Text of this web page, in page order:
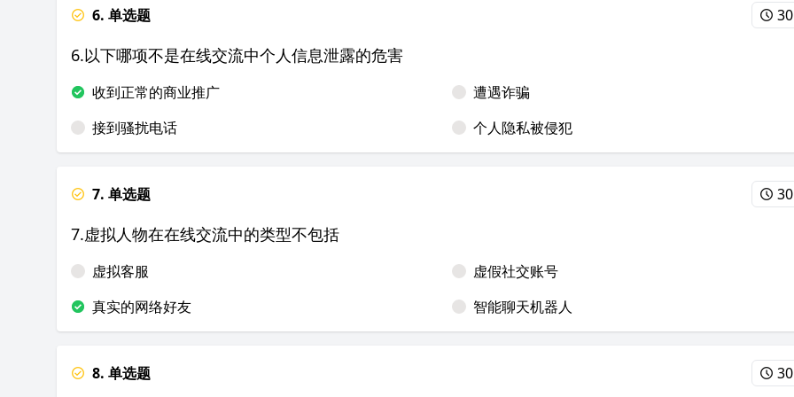
6. 单选题
6.以下哪项不是在线交流中个人信息泄露的危害
收到正常的商业推广
遭遇诈骗
接到骚扰电话
个人隐私被侵犯
7. 单选题
7.虚拟人物在在线交流中的类型不包括
虚拟客服
虚假社交账号
真实的网络好友
智能聊天机器人
8. 单选题